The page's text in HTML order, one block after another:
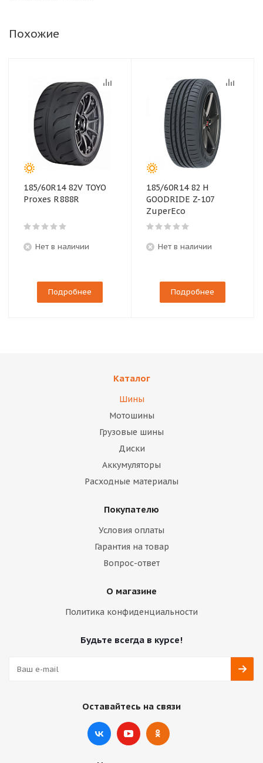
Похожие
185/60R14 82V TOYO
Proxes R888R
Нет в наличии
Подробнее
185/60R14 82 H
GOODRIDE Z-107
ZuperEco
Нет в наличии
Подробнее
Каталог
Шины
Мотошины
Грузовые шины
Диски
Аккумуляторы
Расходные материалы
Покупателю
Условия оплаты
Гарантия на товар
Вопрос-ответ
О магазине
Политика конфиденциальности
Будьте всегда в курсе!
Оставайтесь на связи